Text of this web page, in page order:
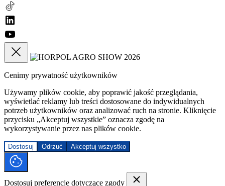
Cenimy prywatność użytkowników
Używamy plików cookie, aby poprawić jakość przeglądania,
wyświetlać reklamy lub treści dostosowane do indywidualnych
potrzeb użytkowników oraz analizować ruch na stronie. Kliknięcie
przycisku „Akceptuj wszystkie” oznacza zgodę na
wykorzystywanie przez nas plików cookie.
Dostosuj Odrzuć Akceptuj wszystko
Dostosuj preferencje dotyczące zgody